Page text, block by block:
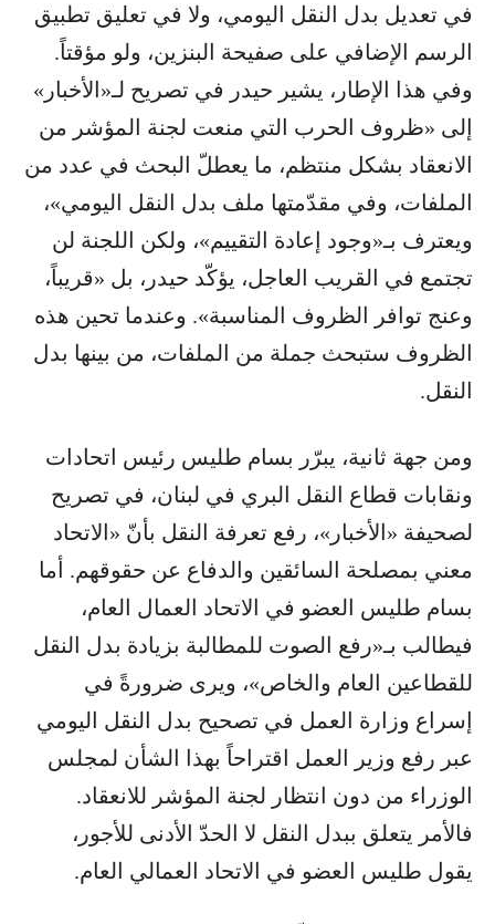
في تعديل بدل النقل اليومي، ولا في تعليق تطبيق
الرسم الإضافي على صفيحة البنزين، ولو مؤقتاً.
وفي هذا الإطار، يشير حيدر في تصريح لـ«الأخبار»
إلى «ظروف الحرب التي منعت لجنة المؤشر من
الانعقاد بشكل منتظم، ما يعطلّ البحث في عدد من
الملفات، وفي مقدّمتها ملف بدل النقل اليومي»،
ويعترف بـ«وجود إعادة التقييم»، ولكن اللجنة لن
تجتمع في القريب العاجل، يؤكّد حيدر، بل «قريباً،
وعنج توافر الظروف المناسبة». وعندما تحين هذه
الظروف ستبحث جملة من الملفات، من بينها بدل
النقل.
ومن جهة ثانية، يبرّر بسام طليس رئيس اتحادات
ونقابات قطاع النقل البري في لبنان، في تصريح
لصحيفة «الأخبار»، رفع تعرفة النقل بأنّ «الاتحاد
معني بمصلحة السائقين والدفاع عن حقوقهم. أما
بسام طليس العضو في الاتحاد العمال العام،
فيطالب بـ«رفع الصوت للمطالبة بزيادة بدل النقل
للقطاعين العام والخاص»، ويرى ضرورةً في
إسراع وزارة العمل في تصحيح بدل النقل اليومي
عبر رفع وزير العمل اقتراحاً بهذا الشأن لمجلس
الوزراء من دون انتظار لجنة المؤشر للانعقاد.
فالأمر يتعلق ببدل النقل لا الحدّ الأدنى للأجور،
يقول طليس العضو في الاتحاد العمالي العام.